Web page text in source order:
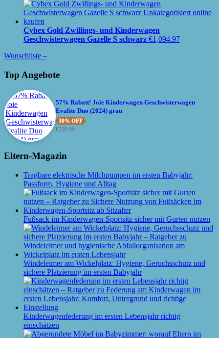
Cybex Gold Zwillings- und Kinderwagen
Geschwisterwagen Gazelle S schwarz €1,094.97
Wunschliste –
Top Angebote
57% Rabatt! Joie Kinderwagen Geschwisterwagen
Evalite Duo (2024) grau
30% OFF
€239.99
Eltern-Magazin
Tragbare elektrische Milchpumpen im ersten Babyjahr:
Passform, Hygiene und Alltag
Fußsack im Kinderwagen-Sportsitz sicher mit Gurten nutzen
Windeleimer am Wickelplatz: Hygiene, Geruchsschutz und
sichere Platzierung im ersten Babyjahr
Kinderwagenfederung im ersten Lebensjahr richtig
einschätzen